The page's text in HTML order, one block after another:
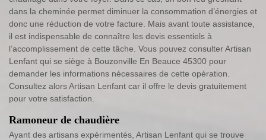
dans la cheminée permet diminuer la consommation d’énergies et
donc une réduction de votre facture. Mais avant toute assistance,
il est indispensable de connaître les devis essentiels à
l’accomplissement de cette tâche. Vous pouvez consulter Artisan
Lenfant qui se siège à Bouzonville En Beauce 45300 pour
demander les informations nécessaires de cette opération.
Consultez alors Artisan Lenfant car il offre le devis gratuitement
pour votre satisfaction.
Ramoneur de chaudière
Ayant des artisans expérimentés, Artisan Lenfant qui se trouve